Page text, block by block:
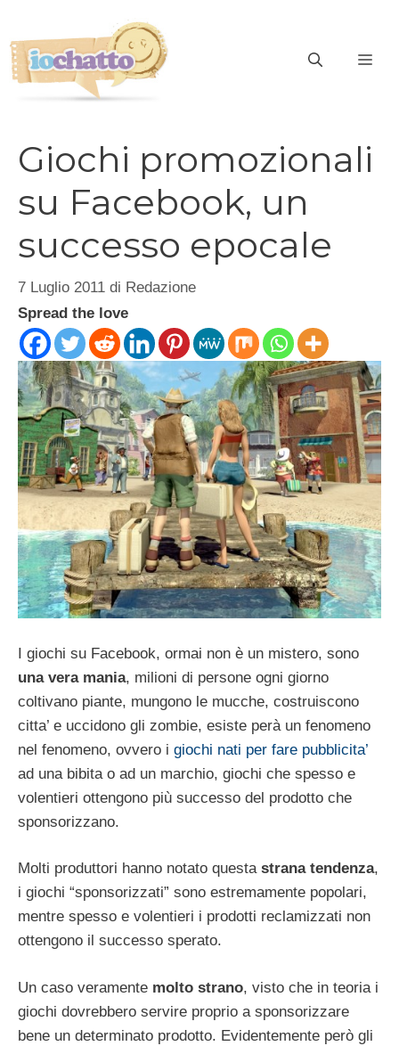
contenuto
Giochi promozionali
su Facebook, un
successo epocale
7 Luglio 2011 di Redazione
Spread the love
I giochi su Facebook, ormai non è un mistero, sono
una vera mania, milioni di persone ogni giorno
coltivano piante, mungono le mucche, costruiscono
citta’ e uccidono gli zombie, esiste perà un fenomeno
nel fenomeno, ovvero i giochi nati per fare pubblicita’
ad una bibita o ad un marchio, giochi che spesso e
volentieri ottengono più successo del prodotto che
sponsorizzano.
Molti produttori hanno notato questa strana tendenza,
i giochi “sponsorizzati” sono estremamente popolari,
mentre spesso e volentieri i prodotti reclamizzati non
ottengono il successo sperato.
Un caso veramente molto strano, visto che in teoria i
giochi dovrebbero servire proprio a sponsorizzare
bene un determinato prodotto. Evidentemente però gli